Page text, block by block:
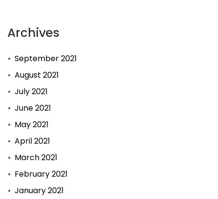
Archives
September 2021
August 2021
July 2021
June 2021
May 2021
April 2021
March 2021
February 2021
January 2021